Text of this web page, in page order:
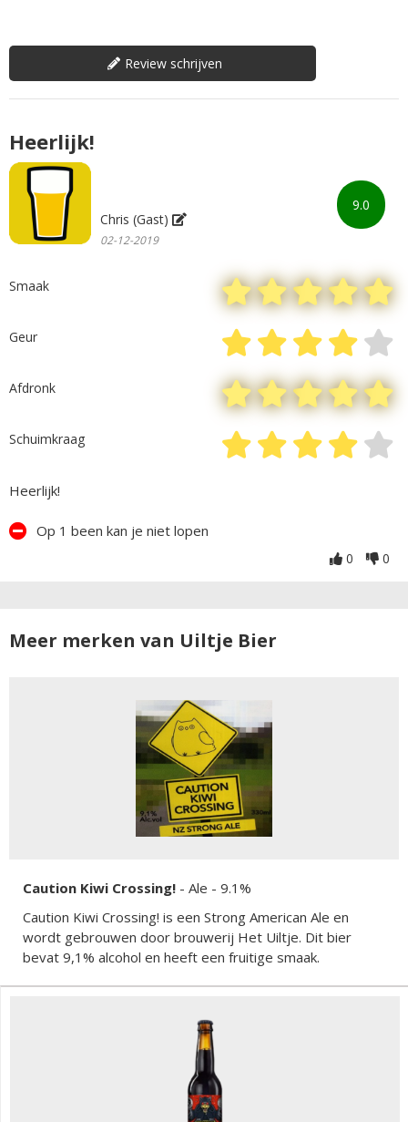
Review schrijven
9.0
Heerlijk!
Chris (Gast)
02-12-2019
Smaak
Geur
Afdronk
Schuimkraag
Heerlijk!
Op 1 been kan je niet lopen
0 0
Meer merken van Uiltje Bier
Caution Kiwi Crossing! - Ale - 9.1%
Caution Kiwi Crossing! is een Strong American Ale en
wordt gebrouwen door brouwerij Het Uiltje. Dit bier
bevat 9,1% alcohol en heeft een fruitige smaak.